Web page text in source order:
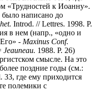
«Трудностей к Иоанну».
было написано до
Introd. // Lettres. 1998. P.
в нем (напр., «одно и
- Maxinus Conf.
Jeauneau. 1988. P. 26)
смысле. На это
поздние годы (см.:
33, где ему приходится
полемики с